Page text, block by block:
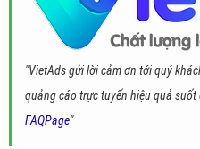
"VietAds gửi lời cảm ơn tới quý
quảng cáo trực tuyến hiệu quả
FAQPage"